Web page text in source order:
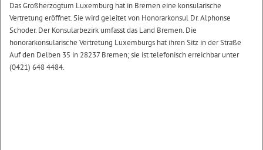
Das Großherzogtum Luxemburg hat in Bremen eine konsularische
Vertretung eröffnet. Sie wird geleitet von Honorarkonsul Dr. Alphonse
Schoder. Der Konsularbezirk umfasst das Land Bremen. Die
honorarkonsularische Vertretung Luxemburgs hat ihren Sitz in der Straße
Auf den Delben 35 in 28237 Bremen; sie ist telefonisch erreichbar unter
(0421) 648 4484.